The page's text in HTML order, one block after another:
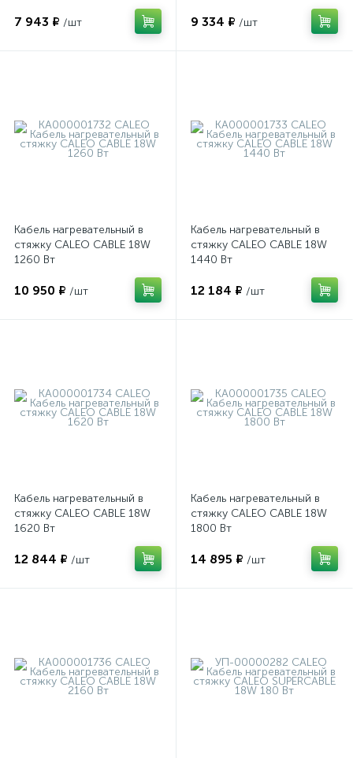
7 943 ₽ /шт 9 334 ₽ /шт
Кабель нагревательный в
стяжку CALEO CABLE 18W
1260 Вт
10 950 ₽ /шт
Кабель нагревательный в
стяжку CALEO CABLE 18W
1440 Вт
12 184 ₽ /шт
Кабель нагревательный в
стяжку CALEO CABLE 18W
1620 Вт
12 844 ₽ /шт
Кабель нагревательный в
стяжку CALEO CABLE 18W
1800 Вт
14 895 ₽ /шт